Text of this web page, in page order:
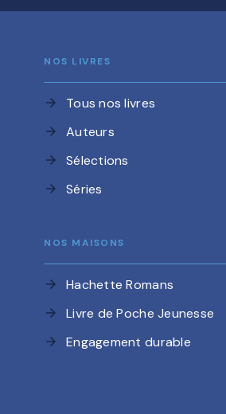
NOS LIVRES
arrow_forward Tous nos livres
arrow_forward Auteurs
arrow_forward Sélections
arrow_forward Séries
NOS MAISONS
arrow_forward Hachette Romans
arrow_forward Livre de Poche Jeunesse
arrow_forward Engagement durable